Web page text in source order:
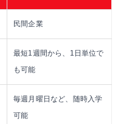
民間企業
最短1週間から、1日単位で
も可能
毎週月曜日など、随時入学
可能